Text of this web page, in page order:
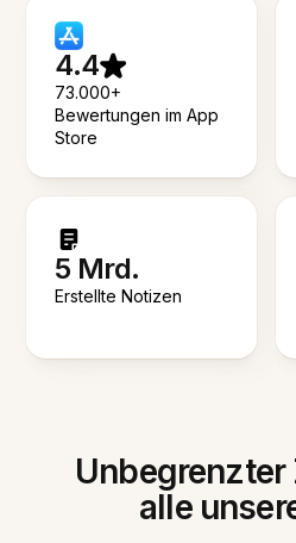
4.4
73.000+
Bewertungen im App
Store
5 Mrd.
Erstellte Notizen
alle